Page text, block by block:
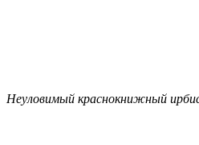
Неуловимый краснокнижный